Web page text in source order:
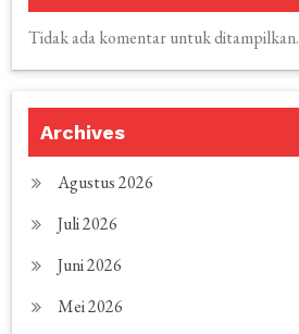
Tidak ada komentar untuk ditampilkan.
Archives
Agustus 2026
Juli 2026
Juni 2026
Mei 2026